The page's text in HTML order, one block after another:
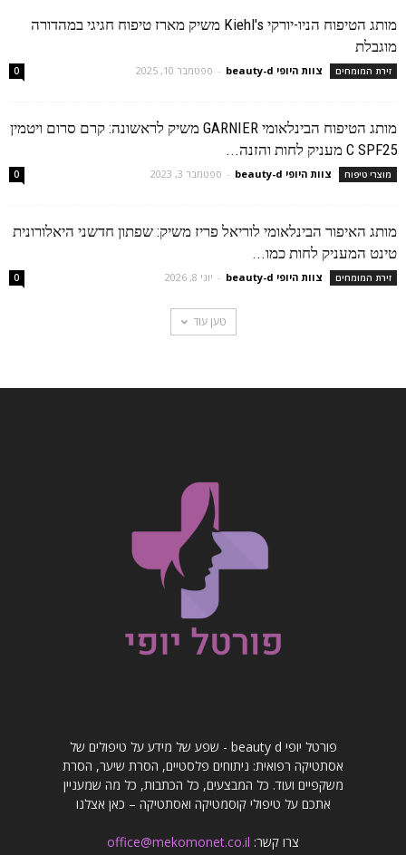
מותג הטיפוח הניו-יורקי Kiehl's משיק מארז טיפוח חגיגי במהדורה
מוגבלת
זירת המומחים צוות היופי beauty-d - ספטמבר 10, 2025 0
מותג הטיפוח הבינלאומי GARNIER משיק לראשונה: קרם סרום ויטמין
C SPF25 מעניק לחות והזנה...
מוצרי טיפוח צוות היופי beauty-d - ספטמבר 3, 2023 0
מותג האיפור הבינלאומי לוריאל פריז משיק: שפתון חדשני היאלורונית
טינט המעניק לחות כמו...
זירת המומחים צוות היופי beauty-d - יוני 8, 2026 0
טען עוד
פורטל יופי beauty d - שפע של מידע על טיפולים של
אסתטיקה רפואית: ניתוחים פלסטיים, הסרת שיער, הסרת
משקפיים ועוד. כל המבצעים, כל הכתבות, כל מה שמעניין
אתכם על טיפולי קוסמטיקה ואסתטיקה – כאן אצלנו
צרו קשר: office@mekomonet.co.il